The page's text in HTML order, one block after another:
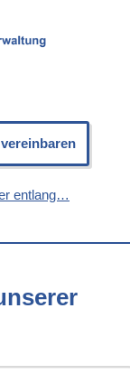
entlang…